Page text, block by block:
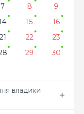
7 8
9
15
16
21 22
23
29
30
владики